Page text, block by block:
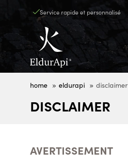
Service rapide et personnalisé
home eldurapi disclaimer
DISCLAIMER
AVERTISSEMENT